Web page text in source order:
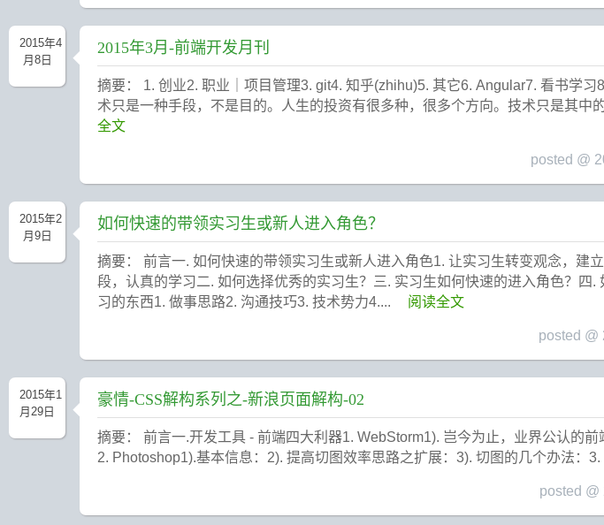
2015年4
月8日
2015年3月-前端开发月刊
摘要： 1. 创业2. 职业｜项目管理3. git4. 知乎(zhihu)5. 其它6. Angular7. 看书学
术只是一种手段，不是目的。人生的投资有很多种，很多个方向。技术只是其中
全文
posted @
2015年2
月9日
如何快速的带领实习生或新人进入角色？
摘要： 前言一. 如何快速的带领实习生或新人进入角色1. 让实习生转变观念，建
段，认真的学习二. 如何选择优秀的实习生？三. 实习生如何快速的进入角色？四
习的东西1. 做事思路2. 沟通技巧3. 技术势力4....
阅读全文
posted @
2015年1
月29日
豪情-CSS解构系列之-新浪页面解构-02
摘要： 前言一.开发工具 - 前端四大利器1. WebStorm1). 岂今为止，业界公认的
2. Photoshop1).基本信息：2). 提高切图效率思路之扩展：3). 切图的几个办法：
posted @